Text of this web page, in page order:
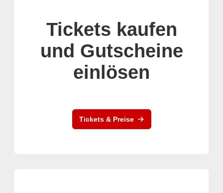
Tickets kaufen
und Gutscheine
einlösen
Tickets & Preise